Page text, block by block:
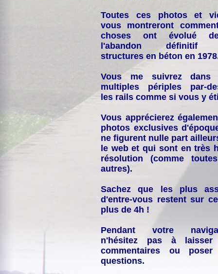
Toutes ces photos et
vous montreront
choses ont évolué
l'abandon définitif
structures en béton en
Vous me suivrez dans
multiples périples par-
les rails comme si vous y
Vous apprécierez
photos exclusives
ne figurent nulle part
le web et qui sont en très
résolution (comme
autres).
Sachez que les plus
d'entre-vous restent sur
plus de 4h !
Pendant votre
n'hésitez pas à laisser
commentaires ou
questions.